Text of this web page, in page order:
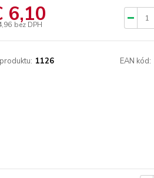
6,10
bez DPH
1126 EAN kód: